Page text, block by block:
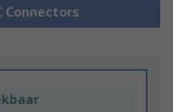
Connectors